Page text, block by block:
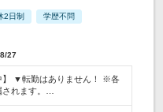
2日制 学歴不問
27
】 ▼転勤はありません！ ※各
れます。…